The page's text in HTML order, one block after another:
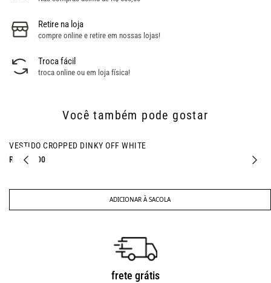
Retire na loja
compre online e retire em nossas lojas!
Troca fácil
troca online ou em loja física!
Você também pode gostar
VESTIDO CROPPED DINKY OFF WHITE
R$ 397,00
ADICIONAR À SACOLA
frete grátis